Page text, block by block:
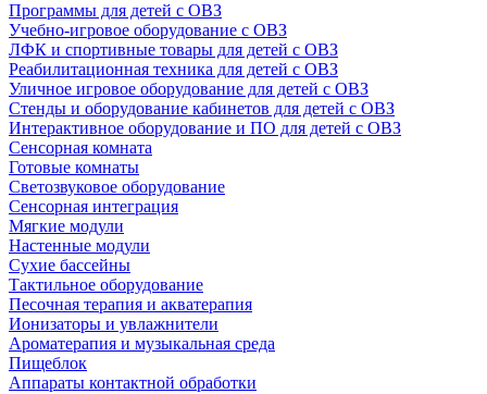
Программы для детей с ОВЗ
Учебно-игровое оборудование с ОВЗ
ЛФК и спортивные товары для детей с ОВЗ
Реабилитационная техника для детей с ОВЗ
Уличное игровое оборудование для детей с ОВЗ
Стенды и оборудование кабинетов для детей с ОВЗ
Интерактивное оборудование и ПО для детей с ОВЗ
Сенсорная комната
Готовые комнаты
Светозвуковое оборудование
Сенсорная интеграция
Мягкие модули
Настенные модули
Сухие бассейны
Тактильное оборудование
Песочная терапия и акватерапия
Ионизаторы и увлажнители
Ароматерапия и музыкальная среда
Пищеблок
Аппараты контактной обработки